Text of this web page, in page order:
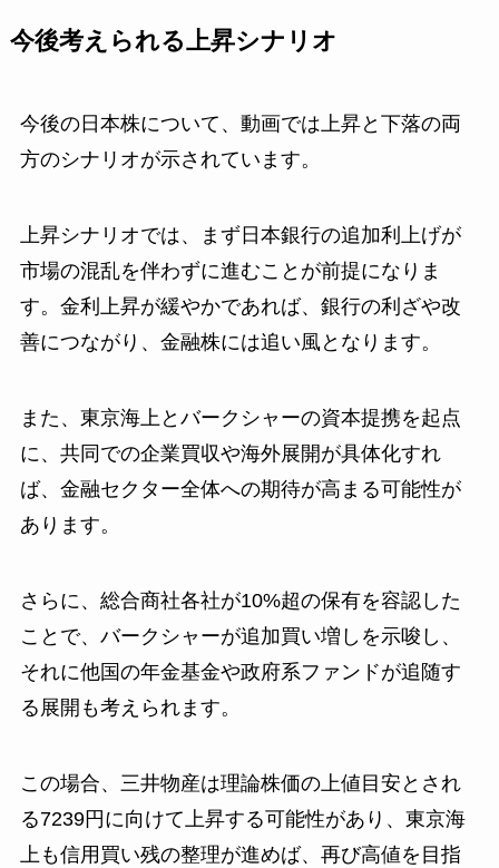
今後考えられる上昇シナリオ
今後の日本株について、動画では上昇と下落の両
方のシナリオが示されています。
上昇シナリオでは、まず日本銀行の追加利上げが
市場の混乱を伴わずに進むことが前提になりま
す。金利上昇が緩やかであれば、銀行の利ざや改
善につながり、金融株には追い風となります。
また、東京海上とバークシャーの資本提携を起点
に、共同での企業買収や海外展開が具体化すれ
ば、金融セクター全体への期待が高まる可能性が
あります。
さらに、総合商社各社が10%超の保有を容認した
ことで、バークシャーが追加買い増しを示唆し、
それに他国の年金基金や政府系ファンドが追随す
る展開も考えられます。
この場合、三井物産は理論株価の上値目安とされ
る7239円に向けて上昇する可能性があり、東京海
上も信用買い残の整理が進めば、再び高値を目指